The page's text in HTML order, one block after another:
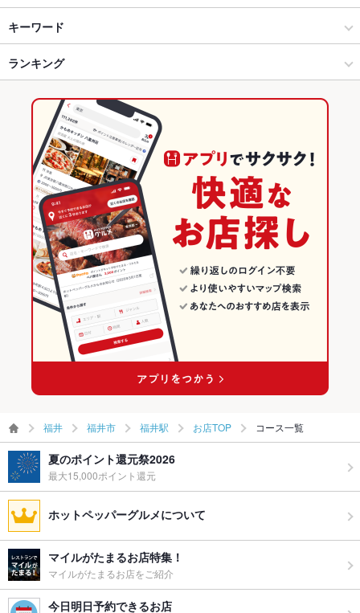
福井市 × 居酒屋
福井市 × 創作
福井城址大名町駅 × 居酒屋
福井城址大名町駅 × 創作
福井駅 × 居酒屋
福井駅 × 創作
福井 × 居酒屋
福井 × 創作
福井城址大名町駅
仁愛女子高校駅
福井駅
キーワード
エビ料理
ランキング
福井のグルメランキング
福井の居酒屋ランキング
福井市のグルメランキング
福井市の居酒屋ランキング
福井駅のグルメランキング
福井駅の居酒屋ランキング
福井 福井市 福井駅 お店TOP コース一覧
夏のポイント還元祭2026
最大15,000ポイント還元
ホットペッパーグルメについて
マイルがたまるお店特集！
マイルがたまるお店をご紹介
今日明日予約できるお店